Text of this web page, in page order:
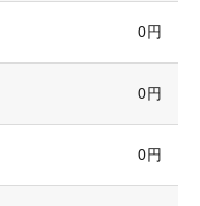
0円
0円
0円